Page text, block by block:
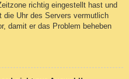
richtig eingestellt hast und
Uhr des Servers vermutlich
damit er das Problem beheben